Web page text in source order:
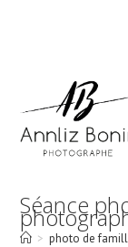
Séance
> photo de